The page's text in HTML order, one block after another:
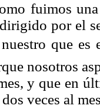
fuimos
dirigido por el
que es
nosotros
y que en
dos veces al